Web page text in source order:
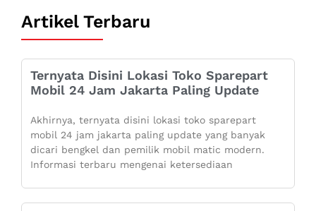
Artikel Terbaru
Ternyata Disini Lokasi Toko Sparepart
Mobil 24 Jam Jakarta Paling Update
Akhirnya, ternyata disini lokasi toko sparepart
mobil 24 jam jakarta paling update yang banyak
dicari bengkel dan pemilik mobil matic modern.
Informasi terbaru mengenai ketersediaan